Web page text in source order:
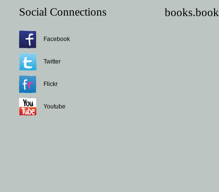
Social Connections
Facebook
Twitter
Flickr
Youtube